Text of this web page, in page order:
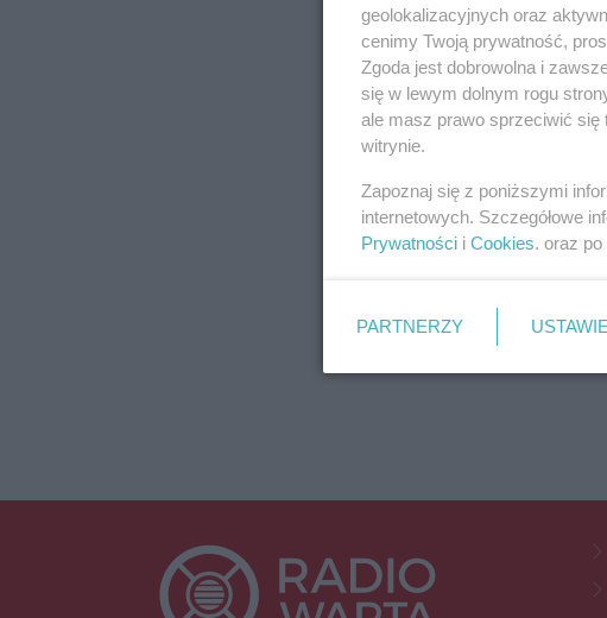
geolokalizacyjnych oraz
cenimy Twoją prywatność,
Zgoda jest dobrowolna i
się w lewym dolnym rogu
ale masz prawo sprzeciwić się
witrynie.
Zapoznaj się z poniższymi
internetowych. Szczegółowe
Prywatności i Cookies. oraz po
PARTNERZY